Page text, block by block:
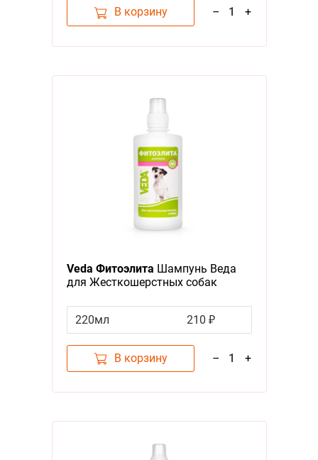
В корзину – 1 +
Veda Фитоэлита Шампунь Веда
для Жесткошерстных собак
220мл 210 ₽
В корзину – 1 +